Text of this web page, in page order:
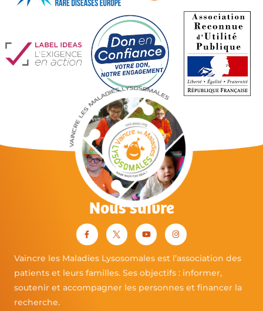
Nous suivre
Vaincre les Maladies Lysosomales est l’association des
patients et leurs familles. Ses objectifs : informer,
soutenir et accompagner les personnes et financer la
recherche.